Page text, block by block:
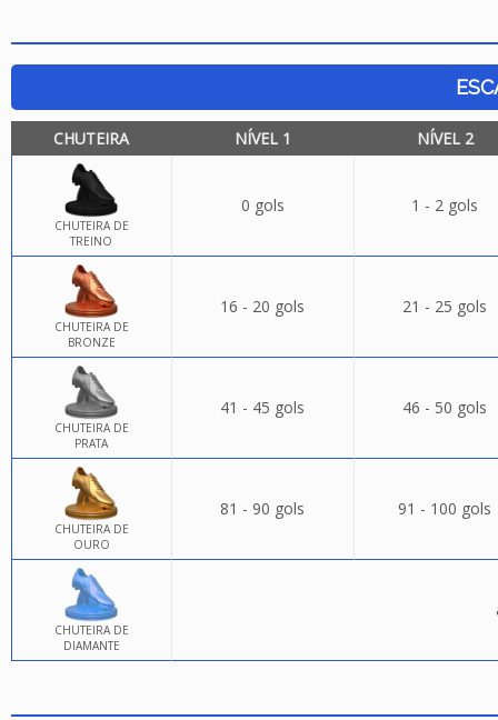
CHUTEIRA NÍVEL 1 NÍVEL 2
CHUTEIRA DE
TREINO
0 gols 1 - 2 gols
CHUTEIRA DE
BRONZE
16 - 20 gols 21 - 25 gols
CHUTEIRA DE
PRATA
41 - 45 gols 46 - 50 gols
CHUTEIRA DE
OURO
81 - 90 gols 91 - 100 gols
CHUTEIRA DE
DIAMANTE